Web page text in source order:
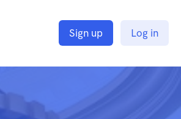
Sign up Log in